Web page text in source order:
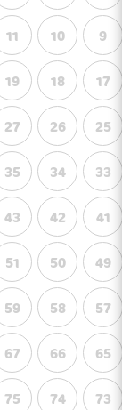
9
10
11
17
18
19
25
26
27
33
34
35
41
42
43
49
50
51
57
58
59
65
66
67
73
74
75